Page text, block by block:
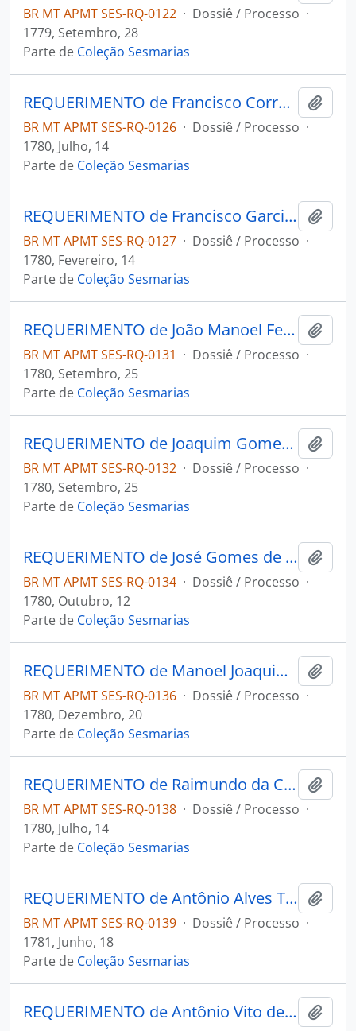
BR MT APMT SES-RQ-0122 · Dossiê / Processo ·
1779, Setembro, 28
Parte de Coleção Sesmarias
REQUERIMENTO de Francisco Correa da Costa ao Governador e Capitão-General da Capitania de Mato Grosso Luiz de Albuquerque de Melo Pereira e Cáceres.
BR MT APMT SES-RQ-0126 · Dossiê / Processo ·
1780, Julho, 14
Parte de Coleção Sesmarias
REQUERIMENTO de Francisco Garcia Velho Paes de Camargo ao Governador e Capitão-General da Capitania de Mato Grosso Luiz de Albuquerque de Melo Pereira e Cáceres.
BR MT APMT SES-RQ-0127 · Dossiê / Processo ·
1780, Fevereiro, 14
Parte de Coleção Sesmarias
REQUERIMENTO de João Manoel Fernandes da Rocha ao Governador e Capitão-General da Capitania de Mato Grosso Luiz de Albuquerque de Melo Pereira e Cáceres.
BR MT APMT SES-RQ-0131 · Dossiê / Processo ·
1780, Setembro, 25
Parte de Coleção Sesmarias
REQUERIMENTO de Joaquim Gomes da Costa ao Governador e Capitão-General da Capitania de Mato Grosso Luiz de Albuquerque de Melo Pereira e Cáceres.
BR MT APMT SES-RQ-0132 · Dossiê / Processo ·
1780, Setembro, 25
Parte de Coleção Sesmarias
REQUERIMENTO de José Gomes de Barros ao Governador e Capitão-General da Capitania de Mato Grosso Luís de Albuquerque de Melo Pereira e Cáceres.
BR MT APMT SES-RQ-0134 · Dossiê / Processo ·
1780, Outubro, 12
Parte de Coleção Sesmarias
REQUERIMENTO de Manoel Joaquim Leite Penteado ao Governador e Capitão-General da Capitania de Mato Grosso Luís de Albuquerque de Melo Pereira e Cáceres.
BR MT APMT SES-RQ-0136 · Dossiê / Processo ·
1780, Dezembro, 20
Parte de Coleção Sesmarias
REQUERIMENTO de Raimundo da Costa de Magalhães ao Governador e Capitão-General da Capitania de Mato Grosso Luís de Albuquerque de Melo Pereira e Cáceres.
BR MT APMT SES-RQ-0138 · Dossiê / Processo ·
1780, Julho, 14
Parte de Coleção Sesmarias
REQUERIMENTO de Antônio Alves Torres ao Governador e Capitão-General da Capitania de Mato Grosso Luís de Albuquerque de Melo Pereira e Cáceres.
BR MT APMT SES-RQ-0139 · Dossiê / Processo ·
1781, Junho, 18
Parte de Coleção Sesmarias
REQUERIMENTO de Antônio Vito de Morais ao Governador e Capitão-General da Capitania de Mato Grosso Luís de Albuquerque de Melo Pereira e Cáceres.